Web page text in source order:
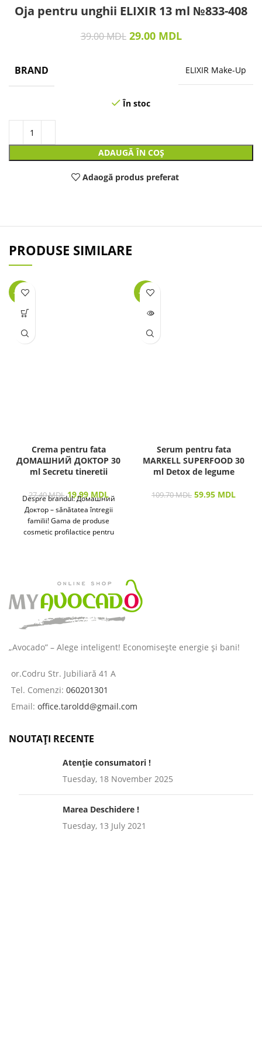
Oja pentru unghii ELIXIR 13 ml №833-408
39.00MDL 29.00 MDL
BRAND ELIXIR Make-Up
În stoc
ADAUGĂ ÎN COȘ
Adaogă produs preferat
PRODUSE SIMILARE
-27%
Crema pentru fata
ДОМАШНИЙ ДОКТОР 30
ml Secretu tineretii
27.40MDL 19.99 MDL
Despre brandul: Домашний
Доктор – sănătatea întregii
familii! Gama de produse
cosmetic profilactice pentru
-45%
LIPSĂ
Serum pentru fata
MARKELL SUPERFOOD 30
ml Detox de legume
109.70MDL 59.95 MDL
„Avocado” – Alege inteligent! Economisește energie și bani!
or.Codru Str. Jubiliară 41 A
Tel. Comenzi: 060201301
Email: office.taroldd@gmail.com
NOUTAȚI RECENTE
Atenție consumatori !
Tuesday, 18 November 2025
Marea Deschidere !
Tuesday, 13 July 2021